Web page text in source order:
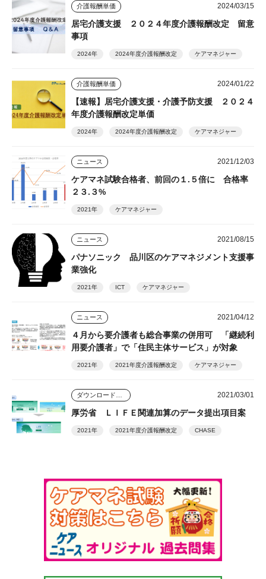
介護報酬単価 2024/03/15
居宅介護支援 ２０２４年度介護報酬改定 留意
事項
2024年 2024年度介護報酬改定 ケアマネジャー
介護報酬単価 2024/01/22
【速報】居宅介護支援・介護予防支援 ２０２４
年度介護報酬改定単価
2024年 2024年度介護報酬改定 ケアマネジャー
ニュース 2021/12/03
ケアマネ試験合格者、前回の１.５倍に 合格率
２３.３%
2021年 ケアマネジャー
ニュース 2021/08/15
パナソニック 品川区のケアマネジメント支援事
業強化
2021年 ICT ケアマネジャー
ニュース 2021/04/12
４月から要介護者も総合事業の併用可 「継続利
用要介護者」で「住民主体サービス」が対象
2021年 2021年度介護報酬改定 ケアマネジャー
2021/03/01
厚労省 ＬＩＦＥ関連加算のデータ提出項目案
2021年 2021年度介護報酬改定 CHASE